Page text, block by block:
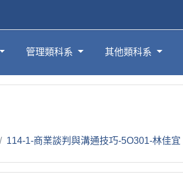
管理類科系 其他類科系
114-1-商業談判與溝通技巧-5O301-林佳宜